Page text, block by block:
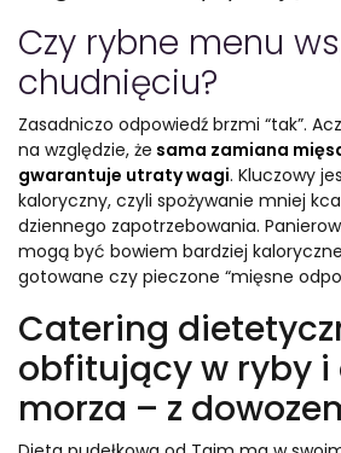
Czy rybne menu
chudnięciu?
Zasadniczo odpowiedź brzmi “tak”.
na względzie, że sama zamiana
gwarantuje utraty wagi. Kluczowy
kaloryczny, czyli spożywanie mniej
dziennego zapotrzebowania.
mogą być bowiem bardziej
gotowane czy pieczone “mięsne
Catering
obfitujący w ryby i
morza – z